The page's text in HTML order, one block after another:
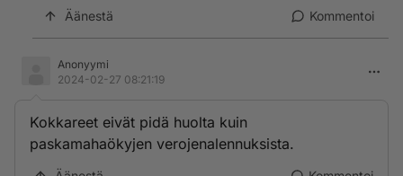
kuolema. Jos uhkaa niin lain ja kansainvälisten
sopimusten mukaan heitä ei voida palauttaa.
Äänestä Kommentoi
Anonyymi
2024-02-27 08:21:19
Kokkareet eivät pidä huolta kuin
paskamahaökyjen verojenalennuksista.